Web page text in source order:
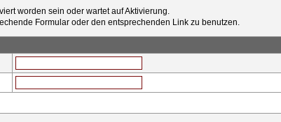
worden sein oder wartet auf Aktivierung.
Formular oder den entsprechenden Link zu benutzen.